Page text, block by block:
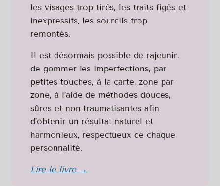
les visages trop tirés, les traits figés et
inexpressifs, les sourcils trop
remontés.
Il est désormais possible de rajeunir,
de gommer les imperfections, par
petites touches, à la carte, zone par
zone, à l’aide de méthodes douces,
sûres et non traumatisantes afin
d’obtenir un résultat naturel et
harmonieux, respectueux de chaque
personnalité.
Lire le livre→